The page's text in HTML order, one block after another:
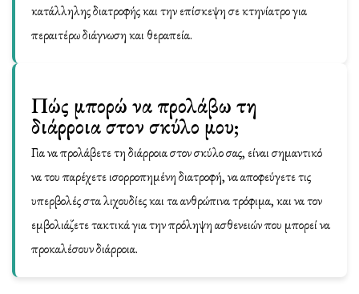
κατάλληλης διατροφής και την επίσκεψη σε κτηνίατρο για
περαιτέρω διάγνωση και θεραπεία.
Πώς μπορώ να προλάβω τη
διάρροια στον σκύλο μου;
Για να προλάβετε τη διάρροια στον σκύλο σας, είναι σημαντικό
να του παρέχετε ισορροπημένη διατροφή, να αποφεύγετε τις
υπερβολές στα λιχουδίες και τα ανθρώπινα τρόφιμα, και να τον
εμβολιάζετε τακτικά για την πρόληψη ασθενειών που μπορεί να
προκαλέσουν διάρροια.